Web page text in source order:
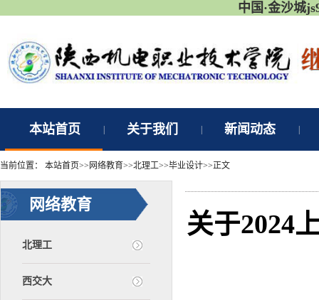
中国·金沙城
本站首页 关于我们 新闻动态
当前位置： 本站首页>> 网络教育>>北理工>>毕业设计>>正文
网络教育
北理工
西交大
关于2024